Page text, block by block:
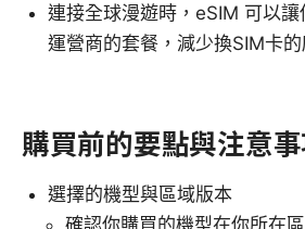
連接全球漫遊時，eSIM 可以
運營商的套餐，減少換SIM卡的
購買前的要點與注意
選擇的機型與區域版本
確認你購買的機型在你所在